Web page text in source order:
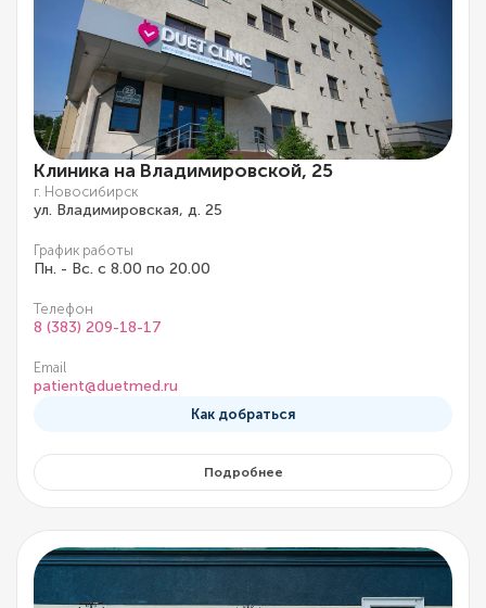
Клиника на Владимировской, 25
г. Новосибирск
ул. Владимировская, д. 25
График работы
Пн. - Вс. с 8.00 по 20.00
Телефон
8 (383) 209-18-17
Email
patient@duetmed.ru
Как добраться
Подробнее